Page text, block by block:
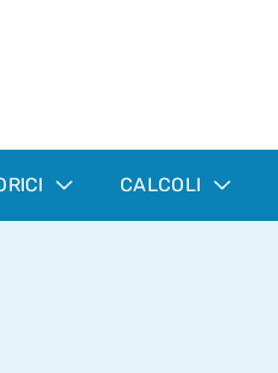
CALCOLI